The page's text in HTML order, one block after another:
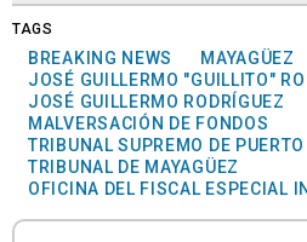
TAGS
BREAKING NEWS
MAYAGÜEZ
JOSÉ GUILLERMO "GUILLITO"
JOSÉ GUILLERMO RODRÍGUEZ
MALVERSACIÓN DE FONDOS
TRIBUNAL SUPREMO DE PUERTO
TRIBUNAL DE MAYAGÜEZ
OFICINA DEL FISCAL ESPECIAL